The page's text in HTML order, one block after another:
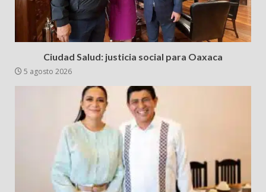
Ciudad Salud: justicia social para Oaxaca
5 agosto 2026